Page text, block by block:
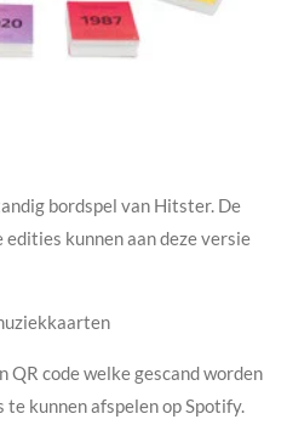
bordspel van Hitster. De
kunnen aan deze versie
QR code welke gescand worden
kunnen afspelen op Spotify.